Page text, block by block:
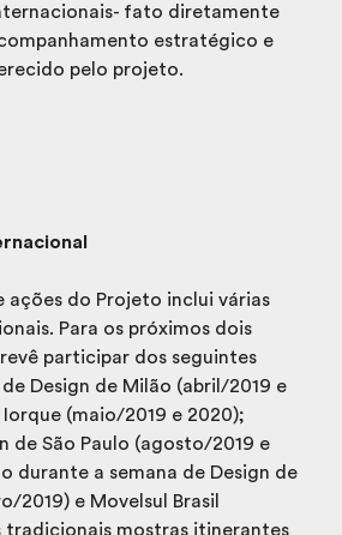
fato diretamente
estratégico e
pelo projeto.
ações do Projeto inclui várias
Para os próximos dois
participar dos seguintes
Design de Milão (abril/2019 e
Iorque (maio/2019 e 2020);
de São Paulo (agosto/2019 e
durante a semana de Design de
2019) e Movelsul Brasil
tradicionais mostras itinerantes